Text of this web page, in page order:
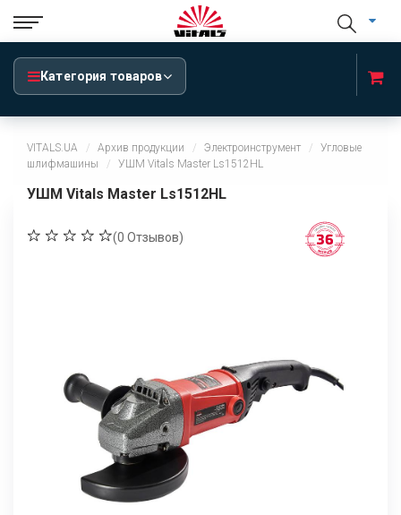
Категория товаров
VITALS.UA Архив продукции Электроинструмент
Угловые
шлифмашины
УШМ Vitals Master Ls1512HL
УШМ Vitals Master Ls1512HL
(0 Отзывов)